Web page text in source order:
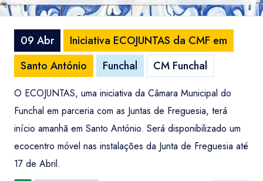
09 Abr
Iniciativa ECOJUNTAS da CMF em
Santo António
Funchal CM Funchal
O ECOJUNTAS, uma iniciativa da Câmara Municipal do
Funchal em parceria com as Juntas de Freguesia, terá
início amanhã em Santo António. Será disponibilizado um
ecocentro móvel nas instalações da Junta de Freguesia até
17 de Abril.